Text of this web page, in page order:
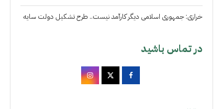
خرازی: جمهوری اسلامی دیگر کارآمد نیست.. طرح تشکیل دولت سایه
در تماس باشید